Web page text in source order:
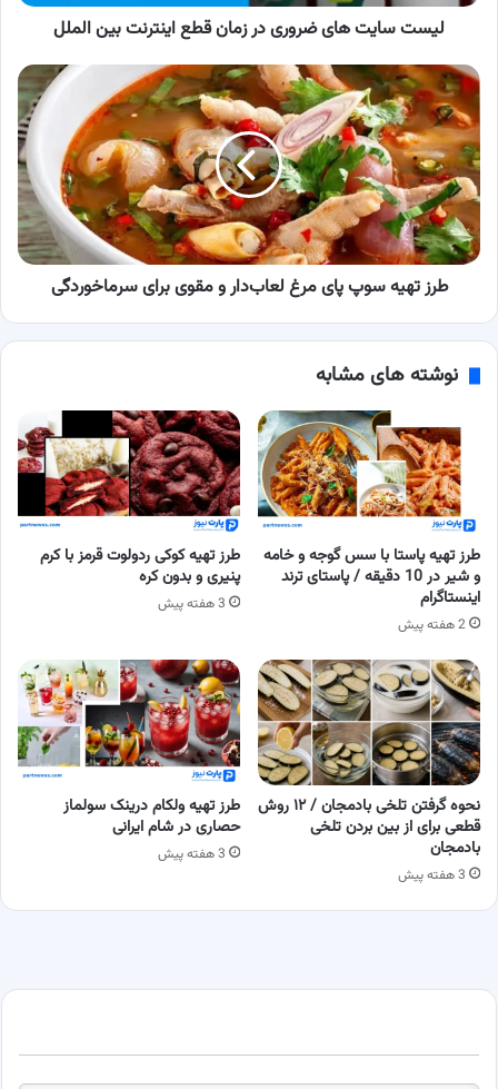
لیست سایت های ضروری در زمان قطع اینترنت بین الملل
طرز
تهیه
سوپ
پای
مرغ
لعاب‌دار
مقوی
برای
سرماخوردگی
طرز تهیه سوپ پای مرغ لعاب‌دار و مقوی برای سرماخوردگی
نوشته های مشابه
طرز تهیه پاستا با سس گوجه و خامه
و شیر در 10 دقیقه / پاستای ترند
اینستاگرام
2 هفته پیش
طرز تهیه کوکی ردولوت قرمز با کرم
پنیری و بدون کره
3 هفته پیش
نحوه گرفتن تلخی بادمجان / ۱۲ روش
قطعی برای از بین بردن تلخی
بادمجان
3 هفته پیش
طرز تهیه ولکام درینک سولماز
حصاری در شام ایرانی
3 هفته پیش